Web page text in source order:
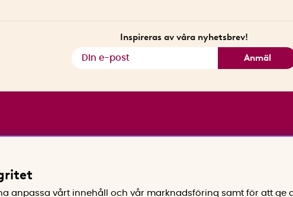
Inspireras av våra nyhetsbrev!
Anmäl
anpassa vårt innehåll och vår marknadsföring samt för att ge